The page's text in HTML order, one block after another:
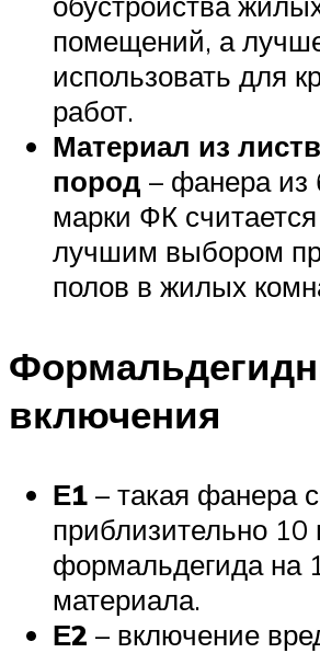
помещений, а
использовать для
работ.
Материал из
пород – фанера из
марки ФК
лучшим выбором
полов в жилых
включения
Е1 – такая фанера
приблизительно 10
формальдегида на
материала.
Е2 – включение